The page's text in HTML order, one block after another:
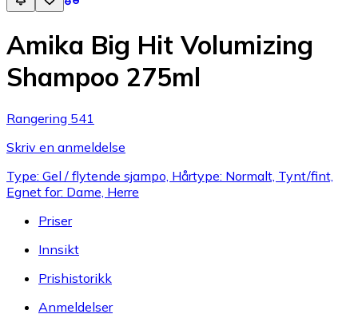
Amika Big Hit Volumizing
Shampoo 275ml
Rangering 541
Skriv en anmeldelse
Type: Gel / flytende sjampo, Hårtype: Normalt, Tynt/fint,
Egnet for: Dame, Herre
Priser
Innsikt
Prishistorikk
Anmeldelser